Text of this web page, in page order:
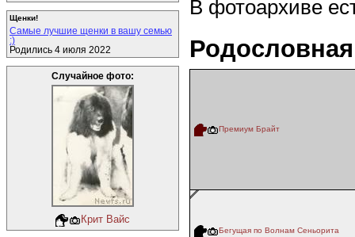
Щенки!
Самые лучшие щенки в вашу семью
:)
Родились 4 июля 2022
Случайное фото:
Крит Вайс
В фотоархиве
Родословная
Премиум Брайт
Бегущая по Волнам Сеньорита